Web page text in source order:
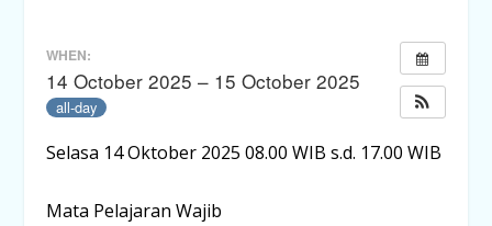
WHEN:
14 October 2025 – 15 October 2025
all-day
Selasa 14 Oktober 2025 08.00 WIB s.d. 17.00 WIB
Mata Pelajaran Wajib